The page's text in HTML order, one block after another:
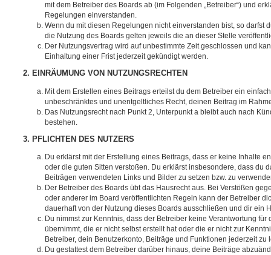
mit dem Betreiber des Boards ab (im Folgenden „Betreiber“) und
Regelungen einverstanden.
Wenn du mit diesen Regelungen nicht einverstanden bist, so darfst
die Nutzung des Boards gelten jeweils die an dieser Stelle
Der Nutzungsvertrag wird auf unbestimmte Zeit geschlossen und
Einhaltung einer Frist jederzeit gekündigt werden.
2. EINRÄUMUNG VON NUTZUNGSRECHTEN
Mit dem Erstellen eines Beitrags erteilst du dem Betreiber ein
unbeschränktes und unentgeltliches Recht, deinen Beitrag im
Das Nutzungsrecht nach Punkt 2, Unterpunkt a bleibt auch nach
bestehen.
3. PFLICHTEN DES NUTZERS
Du erklärst mit der Erstellung eines Beitrags, dass er keine Inhalte
oder die guten Sitten verstoßen. Du erklärst insbesondere, dass du
Beiträgen verwendeten Links und Bilder zu setzen bzw. zu
Der Betreiber des Boards übt das Hausrecht aus. Bei Verstößen
oder anderer im Board veröffentlichten Regeln kann der Betreiber
dauerhaft von der Nutzung dieses Boards ausschließen und dir ein
Du nimmst zur Kenntnis, dass der Betreiber keine Verantwortung für
übernimmt, die er nicht selbst erstellt hat oder die er nicht zur
Betreiber, dein Benutzerkonto, Beiträge und Funktionen jederzeit zu
Du gestattest dem Betreiber darüber hinaus, deine Beiträge